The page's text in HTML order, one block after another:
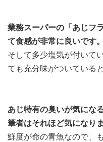
業務スーパーの「あじフ
て食感が非常に良いです。
そして多少塩気が付いて
ても充分味がついている
あじ特有の臭いが気にな
筆者はそれほど気になりま
鮮度が命の青魚なので、